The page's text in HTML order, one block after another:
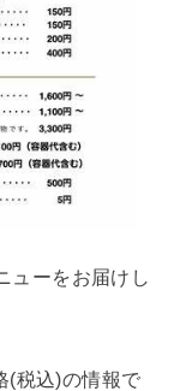
ューをお届けし
(税込)の情報で